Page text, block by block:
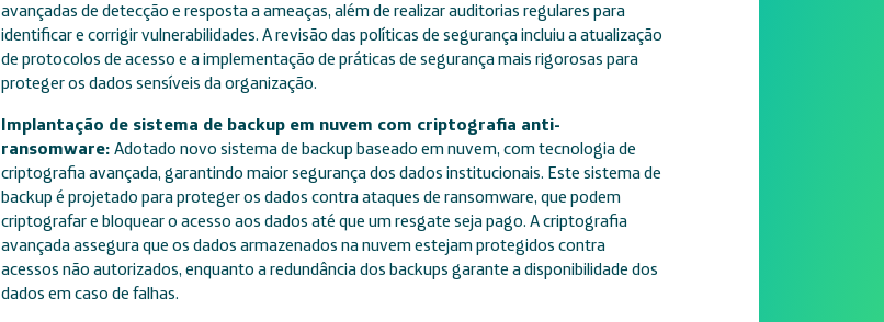
avançadas de detecção e resposta a ameaças, além de realizar auditorias regulares para
identificar e corrigir vulnerabilidades. A revisão das políticas de segurança incluiu a atualização
de protocolos de acesso e a implementação de práticas de segurança mais rigorosas para
proteger os dados sensíveis da organização.
Implantação de sistema de backup em nuvem com criptografia anti-
ransomware: Adotado novo sistema de backup baseado em nuvem, com tecnologia de
criptografia avançada, garantindo maior segurança dos dados institucionais. Este sistema de
backup é projetado para proteger os dados contra ataques de ransomware, que podem
criptografar e bloquear o acesso aos dados até que um resgate seja pago. A criptografia
avançada assegura que os dados armazenados na nuvem estejam protegidos contra
acessos não autorizados, enquanto a redundância dos backups garante a disponibilidade dos
dados em caso de falhas.